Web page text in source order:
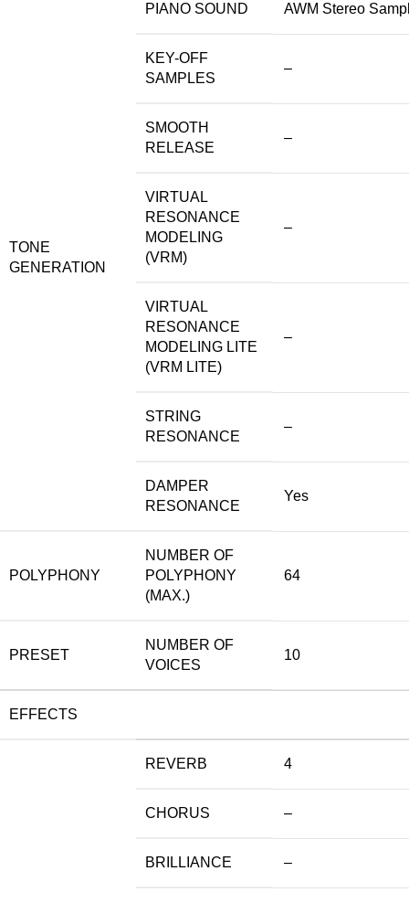
TONE
GENERATION
PIANO SOUND AWM Stereo
KEY-OFF
SAMPLES
–
SMOOTH
RELEASE
–
VIRTUAL
RESONANCE
MODELING
(VRM)
–
VIRTUAL
RESONANCE
MODELING LITE
(VRM LITE)
–
STRING
RESONANCE
–
DAMPER
RESONANCE
Yes
POLYPHONY
NUMBER OF
POLYPHONY
(MAX.)
64
PRESET
NUMBER OF
VOICES
10
EFFECTS
REVERB 4
CHORUS –
BRILLIANCE –